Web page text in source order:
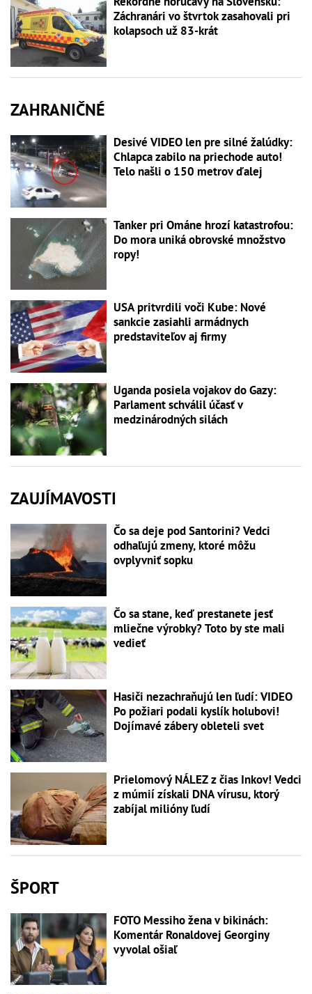
Záchranári vo štvrtok zasahovali pri
kolapsoch už 83-krát
ZAHRANIČNÉ
Desivé VIDEO len pre silné žalúdky:
Chlapca zabilo na priechode auto!
Telo našli o 150 metrov ďalej
Tanker pri Ománe hrozí katastrofou:
Do mora uniká obrovské množstvo
ropy!
USA pritvrdili voči Kube: Nové
sankcie zasiahli armádnych
predstaviteľov aj firmy
Uganda posiela vojakov do Gazy:
Parlament schválil účasť v
medzinárodných silách
ZAUJÍMAVOSTI
Čo sa deje pod Santorini? Vedci
odhaľujú zmeny, ktoré môžu
ovplyvniť sopku
Čo sa stane, keď prestanete jesť
mliečne výrobky? Toto by ste mali
vedieť
Hasiči nezachraňujú len ľudí: VIDEO
Po požiari podali kyslík holubovi!
Dojímavé zábery obleteli svet
Prielomový NÁLEZ z čias Inkov! Vedci
z múmií získali DNA vírusu, ktorý
zabíjal milióny ľudí
ŠPORT
FOTO Messiho žena v bikinách:
Komentár Ronaldovej Georginy
vyvolal ošiaľ